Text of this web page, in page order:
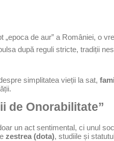
de aur” a României, o
după reguli stricte, tradiții
simplitatea vieții la sat,
de Onorabilitate”
un act sentimental, ci unul
zestrea (dota), studiile și